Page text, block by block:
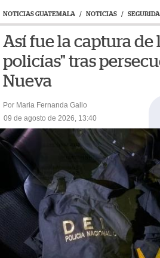
NOTICIAS GUATEMALA / NOTICIAS /
Así fue la captura de
policías" tras
Nueva
Por Maria Fernanda Gallo
09 de agosto de 2026, 13:40